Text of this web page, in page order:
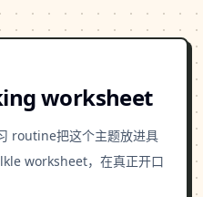
worksheet
routine把这个主题放进具
worksheet，在真正开口